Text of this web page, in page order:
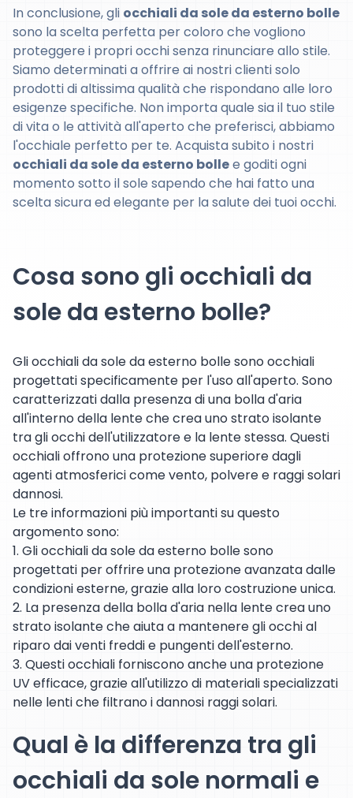
In conclusione, gli occhiali da sole da esterno bolle
sono la scelta perfetta per coloro che vogliono
proteggere i propri occhi senza rinunciare allo stile.
Siamo determinati a offrire ai nostri clienti solo
prodotti di altissima qualità che rispondano alle loro
esigenze specifiche. Non importa quale sia il tuo stile
di vita o le attività all'aperto che preferisci, abbiamo
l'occhiale perfetto per te. Acquista subito i nostri
occhiali da sole da esterno bollee goditi ogni
momento sotto il sole sapendo che hai fatto una
scelta sicura ed elegante per la salute dei tuoi occhi.
Cosa sono gli occhiali da
sole da esterno bolle?
Gli occhiali da sole da esterno bolle sono occhiali
progettati specificamente per l'uso all'aperto. Sono
caratterizzati dalla presenza di una bolla d'aria
all'interno della lente che crea uno strato isolante
tra gli occhi dell'utilizzatore e la lente stessa. Questi
occhiali offrono una protezione superiore dagli
agenti atmosferici come vento, polvere e raggi solari
dannosi.
Le tre informazioni più importanti su questo
argomento sono:
1. Gli occhiali da sole da esterno bolle sono
progettati per offrire una protezione avanzata dalle
condizioni esterne, grazie alla loro costruzione unica.
2. La presenza della bolla d'aria nella lente crea uno
strato isolante che aiuta a mantenere gli occhi al
riparo dai venti freddi e pungenti dell'esterno.
3. Questi occhiali forniscono anche una protezione
UV efficace, grazie all'utilizzo di materiali specializzati
nelle lenti che filtrano i dannosi raggi solari.
Qual è la differenza tra gli
occhiali da sole normali e